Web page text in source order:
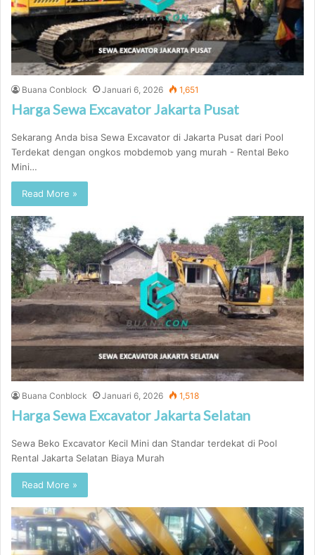
Buana Conblock Januari 6, 2026 1,651
Harga Sewa Excavator Jakarta Pusat
Sekarang Anda bisa Sewa Excavator di Jakarta Pusat dari Pool
Terdekat dengan ongkos mobdemob yang murah - Rental Beko
Mini…
Read More »
Buana Conblock Januari 6, 2026 1,518
Harga Sewa Excavator Jakarta Selatan
Sewa Beko Excavator Kecil Mini dan Standar terdekat di Pool
Rental Jakarta Selatan Biaya Murah
Read More »